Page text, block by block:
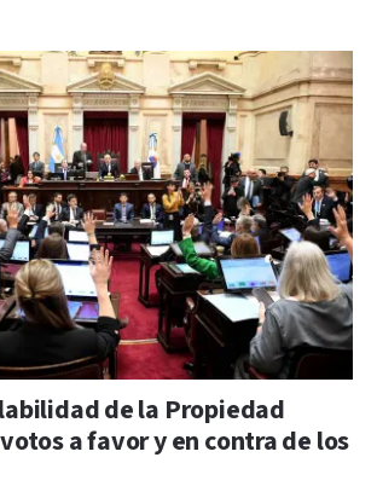
de la Propiedad
a favor y en contra de los